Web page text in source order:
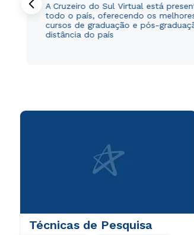
A Cruzeiro do Sul Virtual está
todo o país, oferecendo os
cursos de graduação e pós-
distância do país
Técnicas de Pesquisa